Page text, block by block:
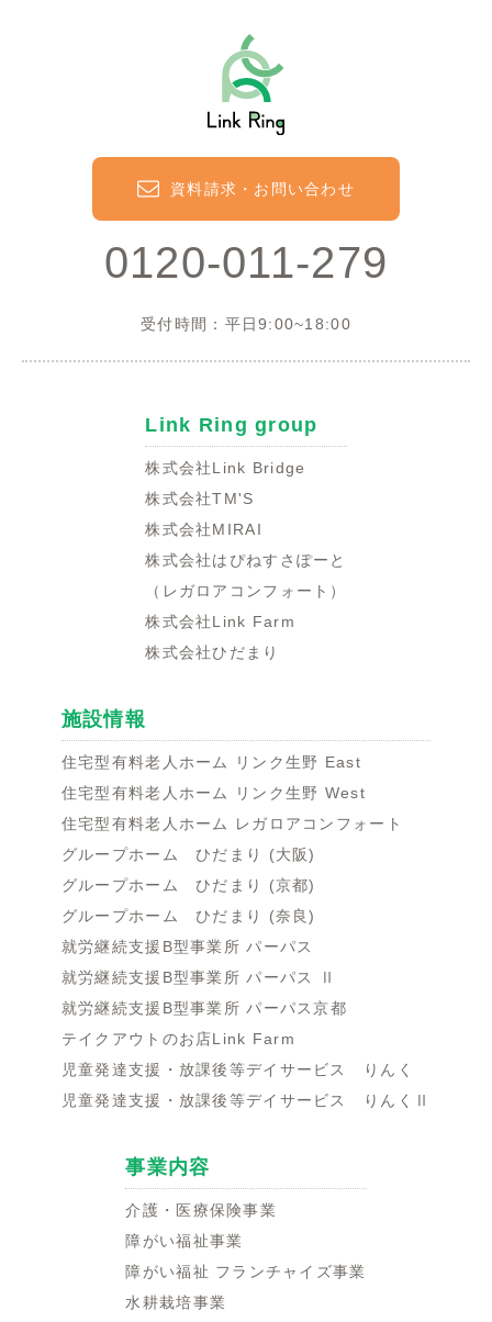
0120-011-279
受付時間：平日9:00~18:00
資料請求・お問い合わせ
Link Ring group
株式会社Link Bridge
株式会社TM'S
株式会社MIRAI
株式会社はぴねすさぽーと
（レガロアコンフォート）
株式会社Link Farm
株式会社ひだまり
施設情報
住宅型有料老人ホーム リンク生野 East
住宅型有料老人ホーム リンク生野 West
住宅型有料老人ホーム レガロアコンフォート
グループホーム ひだまり (大阪)
グループホーム ひだまり (京都)
グループホーム ひだまり (奈良)
就労継続支援B型事業所 パーパス
就労継続支援B型事業所 パーパス Ⅱ
就労継続支援B型事業所 パーパス京都
テイクアウトのお店Link Farm
児童発達支援・放課後等デイサービス りんく
児童発達支援・放課後等デイサービス りんくⅡ
事業内容
介護・医療保険事業
障がい福祉事業
障がい福祉 フランチャイズ事業
水耕栽培事業